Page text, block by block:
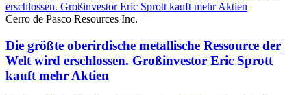
Cerro de Pasco Resources Inc.
Die größte oberirdische metallische Ressource der
Welt wird erschlossen. Großinvestor Eric Sprott
kauft mehr Aktien